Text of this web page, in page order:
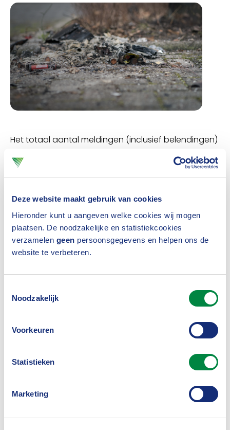
Deze website maakt gebruik van cookies
Hieronder kunt u aangeven welke cookies wij mogen
plaatsen. De noodzakelijke en statistiekcookies
verzamelen geen persoonsgegevens en helpen ons de
website te verbeteren.
Noodzakelijk
Voorkeuren
Statistieken
Marketing
Inloggen
Het totaal aantal meldingen (inclusief belendingen)
dat de Stichting Salvage in 2020 heeft ontvangen,
bedraagt 7.670. Veruit de meeste meldingen
(6.340), gevolgd door water- (1.090) en
stormschade (188).
Menselijk handelen
De vermoedelijke oorzaak bij brand heeft, net als in
2019, het vaakst te maken met menselijk handelen
(van 23,2 procent in 2019 naar 23 procent in 2020).
Ook de tweede plek (kortsluiting of slechtwerkend
categorie goed voor 21,1 procent van het aantal